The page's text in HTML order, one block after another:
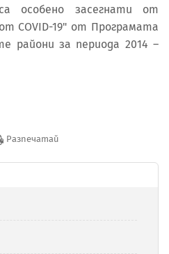
особено засегнати от
COVID-19" от Програмата
райони за периода 2014 –
Разпечатай